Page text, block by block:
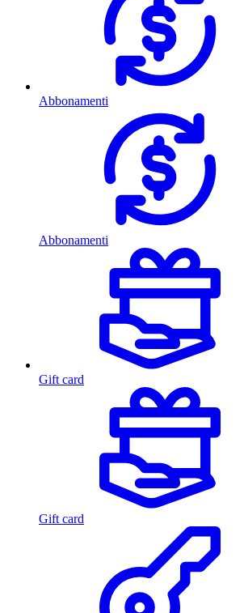
Abbonamenti
Abbonamenti
Gift card
Gift card